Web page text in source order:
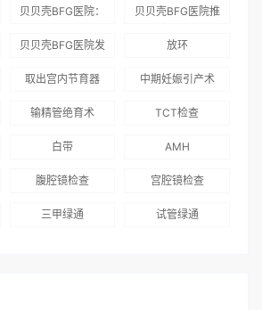
贝贝壳BFG医院：
术”和“法律支持”
贝贝壳BFG医院推
贝贝壳BFG医院发
国版）》
放环
取出宫内节育器 中期妊娠引产术
输精管绝育术 TCT检查
白带 AMH
腹腔镜检查 宫腔镜检查
三甲绿通 试管绿通